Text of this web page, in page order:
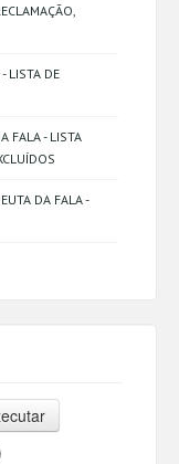
LISTA DE
FALA - LISTA
DA FALA -